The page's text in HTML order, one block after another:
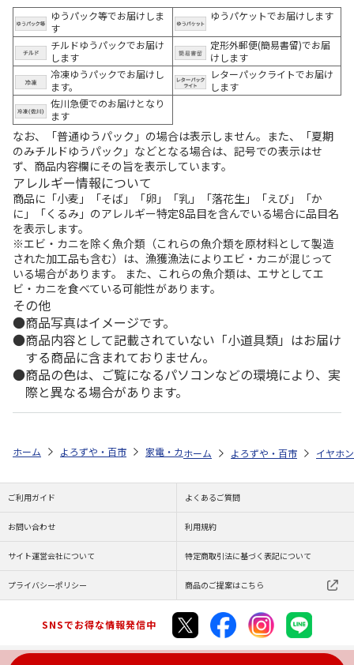
ゆうパック等でお届けしま
す
ゆうパケットでお届けします
チルドゆうパックでお届け
します
定形外郵便(簡易書留)でお届
けします
冷凍ゆうパックでお届けし
ます。
レターパックライトでお届け
します
佐川急便でのお届けとなり
ます
なお、「普通ゆうパック」の場合は表示しません。また、「夏期
のみチルドゆうパック」などとなる場合は、記号での表示はせ
ず、商品内容欄にその旨を表示しています。
アレルギー情報について
商品に「小麦」「そば」「卵」「乳」「落花生」「えび」「か
に」「くるみ」のアレルギー特定8品目を含んでいる場合に品目名
を表示します。
※エビ・カニを除く魚介類（これらの魚介類を原材料として製造
された加工品も含む）は、漁獲漁法によりエビ・カニが混じって
いる場合があります。 また、これらの魚介類は、エサとしてエ
ビ・カニを食べている可能性があります。
その他
商品写真はイメージです。
商品内容として記載されていない「小道具類」はお届け
する商品に含まれておりません。
商品の色は、ご覧になるパソコンなどの環境により、実
際と異なる場合があります。
ホーム よろずや・百市 家電・カメラ・オーディオ 映像・オーディオ
ホーム よろずや・百市 イヤホ
ご利用ガイド よくあるご質問
お問い合わせ 利用規約
サイト運営会社について 特定商取引法に基づく表記について
プライバシーポリシー 商品のご提案はこちら
SNSでお得な情報発信中